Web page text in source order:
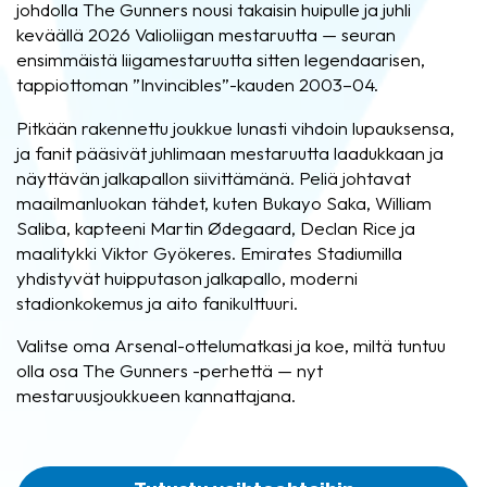
johdolla The Gunners nousi takaisin huipulle ja juhli
keväällä 2026 Valioliigan mestaruutta — seuran
ensimmäistä liigamestaruutta sitten legendaarisen,
tappiottoman ”Invincibles”-kauden 2003–04.
Pitkään rakennettu joukkue lunasti vihdoin lupauksensa,
ja fanit pääsivät juhlimaan mestaruutta laadukkaan ja
näyttävän jalkapallon siivittämänä. Peliä johtavat
maailmanluokan tähdet, kuten Bukayo Saka, William
Saliba, kapteeni Martin Ødegaard, Declan Rice ja
maalitykki Viktor Gyökeres. Emirates Stadiumilla
yhdistyvät huipputason jalkapallo, moderni
stadionkokemus ja aito fanikulttuuri.
Valitse oma Arsenal-ottelumatkasi ja koe, miltä tuntuu
olla osa The Gunners -perhettä — nyt
mestaruusjoukkueen kannattajana.